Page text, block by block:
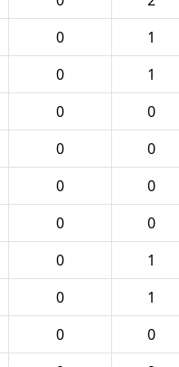
0 1
0 1
0 0
0 0
0 0
0 0
0 1
0 1
0 0